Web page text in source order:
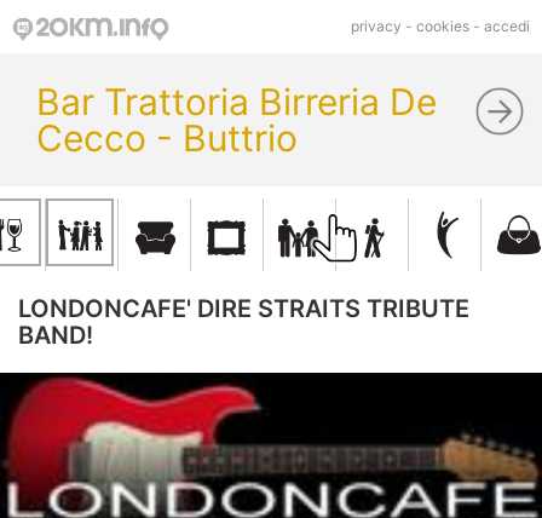
privacy - cookies - accedi
Bar Trattoria Birreria De
Cecco - Buttrio
LONDONCAFE' DIRE STRAITS TRIBUTE
BAND!